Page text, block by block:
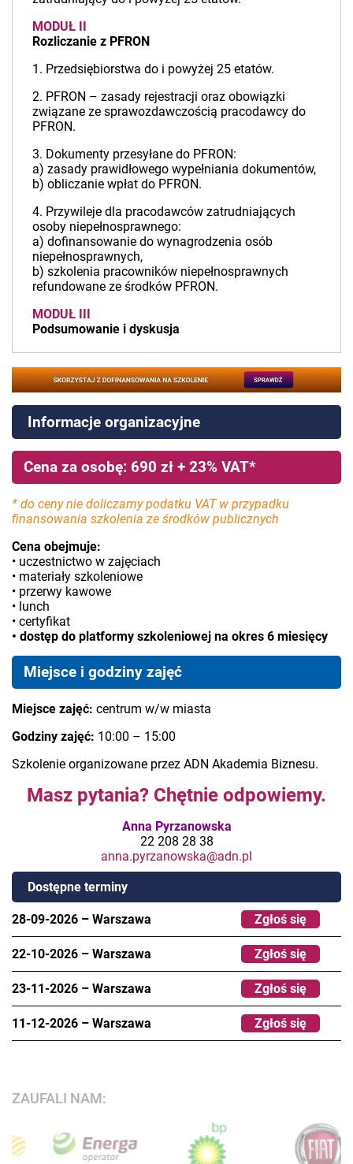
MODUŁ II
Rozliczanie z PFRON
1. Przedsiębiorstwa do i powyżej 25 etatów.
2. PFRON – zasady rejestracji oraz obowiązki
związane ze sprawozdawczością pracodawcy do
PFRON.
3. Dokumenty przesyłane do PFRON:
a) zasady prawidłowego wypełniania dokumentów,
b) obliczanie wpłat do PFRON.
4. Przywileje dla pracodawców zatrudniających
osoby niepełnosprawnego:
a) dofinansowanie do wynagrodzenia osób
niepełnosprawnych,
b) szkolenia pracowników niepełnosprawnych
refundowane ze środków PFRON.
MODUŁ III
Podsumowanie i dyskusja
Informacje organizacyjne
Cena za osobę: 690 zł + 23% VAT*
* do ceny nie doliczamy podatku VAT w przypadku
finansowania szkolenia ze środków publicznych
Cena obejmuje:
• uczestnictwo w zajęciach
• materiały szkoleniowe
• przerwy kawowe
• lunch
• certyfikat
• dostęp do platformy szkoleniowej na okres 6 miesięcy
Miejsce i godziny zajęć
Miejsce zajęć: centrum w/w miasta
Godziny zajęć: 10:00 – 15:00
Szkolenie organizowane przez ADN Akademia Biznesu.
Masz pytania? Chętnie odpowiemy.
Anna Pyrzanowska
22 208 28 38
anna.pyrzanowska@adn.pl
Dostępne terminy
28-09-2026 – Warszawa Zgłoś się
22-10-2026 – Warszawa Zgłoś się
23-11-2026 – Warszawa Zgłoś się
11-12-2026 – Warszawa Zgłoś się
ZAUFALI NAM: